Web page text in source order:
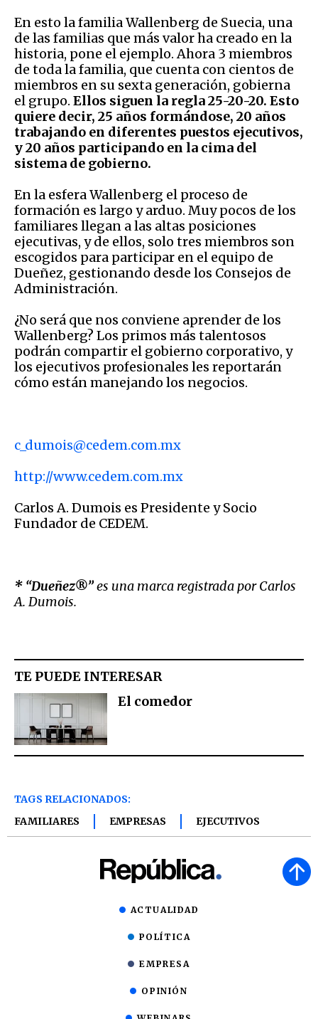
En esto la familia Wallenberg de Suecia, una
de las familias que más valor ha creado en la
historia, pone el ejemplo. Ahora 3 miembros
de toda la familia, que cuenta con cientos de
miembros en su sexta generación, gobierna
el grupo. Ellos siguen la regla 25-20-20. Esto
quiere decir, 25 años formándose, 20 años
trabajando en diferentes puestos ejecutivos,
y 20 años participando en la cima del
sistema de gobierno.
En la esfera Wallenberg el proceso de
formación es largo y arduo. Muy pocos de los
familiares llegan a las altas posiciones
ejecutivas, y de ellos, solo tres miembros son
escogidos para participar en el equipo de
Dueñez, gestionando desde los Consejos de
Administración.
¿No será que nos conviene aprender de los
Wallenberg? Los primos más talentosos
podrán compartir el gobierno corporativo, y
los ejecutivos profesionales les reportarán
cómo están manejando los negocios.
c_dumois@cedem.com.mx
http://www.cedem.com.mx
Carlos A. Dumois es Presidente y Socio
Fundador de CEDEM.
* “Dueñez®”es una marca registradapor Carlos
A. Dumois.
TE PUEDE INTERESAR
El comedor
TAGS RELACIONADOS:
FAMILIARES
EMPRESAS EJECUTIVOS
ACTUALIDAD
POLÍTICA
EMPRESA
OPINIÓN